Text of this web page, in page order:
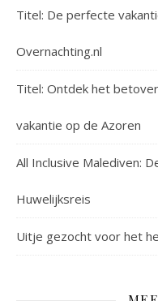
Titel: De perfecte
Overnachting.nl
Titel: Ontdek het
vakantie op de Azoren
All Inclusive Malediven:
Huwelijksreis
Uitje gezocht voor het